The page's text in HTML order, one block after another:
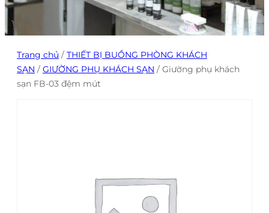
Trang chủ / THIẾT BỊ BUỒNG PHÒNG KHÁCH
SẠN / GIƯỜNG PHỤ KHÁCH SẠN / Giường phụ khách
sạn FB-03 đệm mút